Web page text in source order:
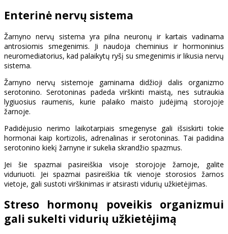
Enterinė nervų sistema
Žarnyno nervų sistema yra pilna neuronų ir kartais vadinama
antrosiomis smegenimis. Ji naudoja cheminius ir hormoninius
neuromediatorius, kad palaikytų ryšį su smegenimis ir likusia nervų
sistema.
Žarnyno nervų sistemoje gaminama didžioji dalis organizmo
serotonino. Serotoninas padeda virškinti maistą, nes sutraukia
lygiuosius raumenis, kurie palaiko maisto judėjimą storojoje
žarnoje.
Padidėjusio nerimo laikotarpiais smegenyse gali išsiskirti tokie
hormonai kaip kortizolis, adrenalinas ir serotoninas. Tai padidina
serotonino kiekį žarnyne ir sukelia skrandžio spazmus.
Jei šie spazmai pasireiškia visoje storojoje žarnoje, galite
viduriuoti. Jei spazmai pasireiškia tik vienoje storosios žarnos
vietoje, gali sustoti virškinimas ir atsirasti vidurių užkietėjimas.
Streso hormonų poveikis organizmui
gali sukelti vidurių užkietėjimą